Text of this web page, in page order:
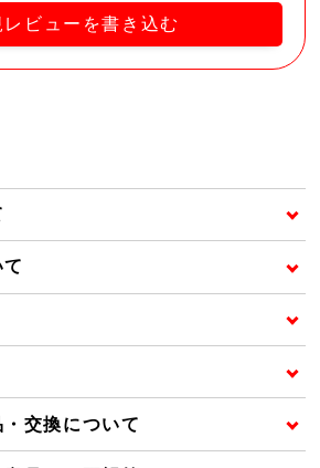
レビューを書き込む
交換について